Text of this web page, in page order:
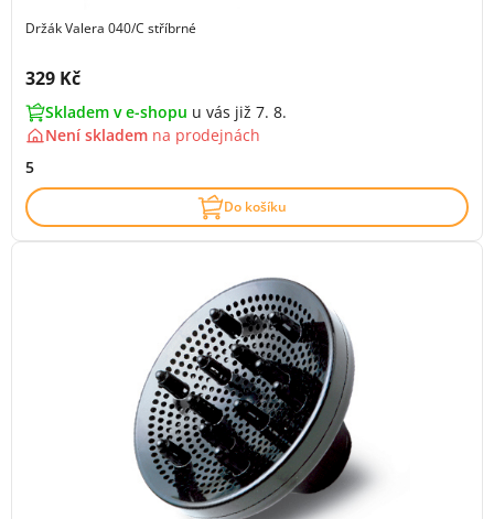
Držák Valera 040/C stříbrné
Cena s DPH:
329 Kč
Skladem v e-shopu u vás již 7. 8.
Není skladem na prodejnách
5
Do košíku